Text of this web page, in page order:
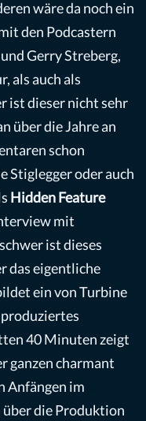
wäre da noch ein
den Podcastern
Gerry Streberg,
als auch als
ist dieser nicht sehr
über die Jahre an
schon
Stiglegger oder auch
HiddenFeature
mit
ist dieses
das eigentliche
ein von Turbine
40 Minuten zeigt
ganzen charmant
Anfängen im
die Produktion